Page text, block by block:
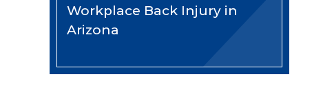
Workplace Back Injury in
Arizona